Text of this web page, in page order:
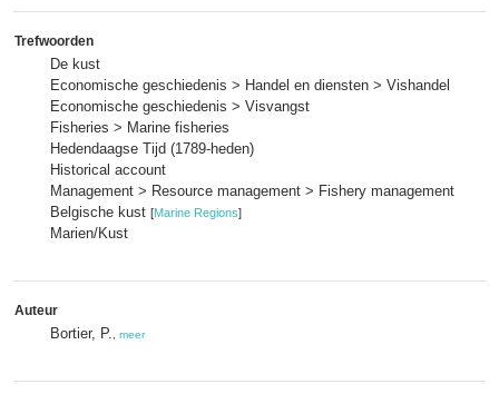
Trefwoorden
De kust
Economische geschiedenis > Handel en diensten > Vishandel
Economische geschiedenis > Visvangst
Fisheries > Marine fisheries
Hedendaagse Tijd (1789-heden)
Historical account
Management > Resource management > Fishery management
Belgische kust [Marine Regions]
Marien/Kust
Auteur
Bortier, P. meer